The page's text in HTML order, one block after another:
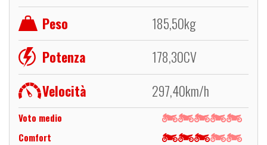
Peso 185,50kg
Potenza
178,30CV
Velocità
297,40km/h
Voto medio
Comfort